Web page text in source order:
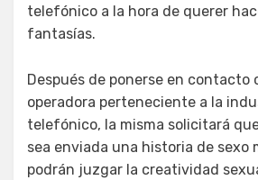
telefónico a la hora de querer
fantasías.
Después de ponerse en contacto
operadora perteneciente a la
telefónico, la misma solicitará
sea enviada una historia de sexo
podrán juzgar la creatividad